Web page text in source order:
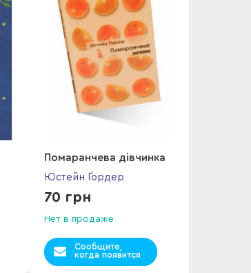
Помаранчева дівчинка
Юстейн Ґордер
70 грн
Нет в продаже
Сообщите,
когда появится